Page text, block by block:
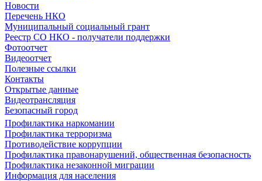
Новости
Перечень НКО
Муниципальный социальный грант
Реестр СО НКО - получатели поддержки
Фотоотчет
Видеоотчет
Полезные ссылки
Контакты
Открытые данные
Видеотрансляция
Безопасный город
Профилактика наркомании
Профилактика терроризма
Противодействие коррупции
Профилактика правонарушений, общественная безопасность
Профилактика незаконной миграции
Информация для населения